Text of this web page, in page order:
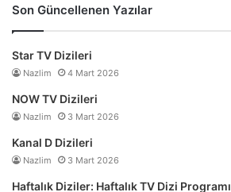
Son Güncellenen Yazılar
Star TV Dizileri
Nazlim 4 Mart 2026
NOW TV Dizileri
Nazlim 3 Mart 2026
Kanal D Dizileri
Nazlim 3 Mart 2026
Haftalık Diziler: Haftalık TV Dizi Programı